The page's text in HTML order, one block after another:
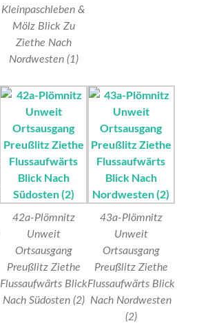
Kleinpaschleben &
Mölz Blick Zu
Ziethe Nach
Nordwesten (1)
42a-Plömnitz
Unweit
Ortsausgang
Preußlitz Ziethe
Flussaufwärts Blick
Nach Südosten (2)
43a-Plömnitz
Unweit
Ortsausgang
Preußlitz Ziethe
Flussaufwärts Blick
Nach Nordwesten
(2)